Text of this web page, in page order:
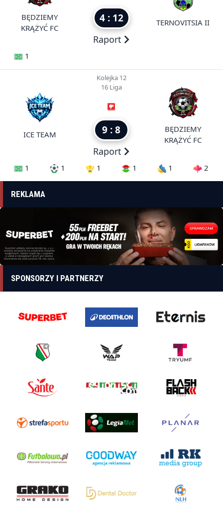
BĘDZIEMY
KRĄŻYĆ FC
4 : 12
Raport
TERNOVITSIA II
1
ICE TEAM
Kolejka 12
16 Liga
9 : 8
Raport
BĘDZIEMY
KRĄŻYĆ FC
1 1 1 1 1 2
REKLAMA
SPONSORZY I PARTNERZY